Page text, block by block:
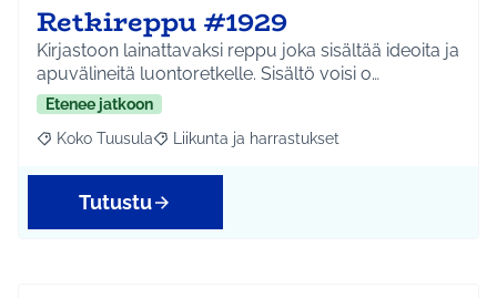
Retkireppu #1929
Kirjastoon lainattavaksi reppu joka sisältää ideoita ja
apuvälineitä luontoretkelle. Sisältö voisi o…
Etenee jatkoon
Rajaa tulokset aihepiirin mukaan: Koko Tuusula
Koko Tuusula Rajaa tulokset teeman mukaan: Liikunta ja
Liikunta ja harrastukset
Tutustu